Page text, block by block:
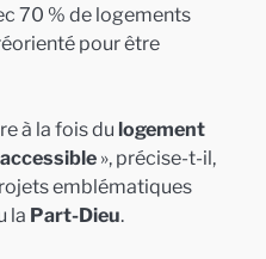
70 % de logements
pour être
à la fois du logement
», précise-t-il,
emblématiques
la Part-Dieu.